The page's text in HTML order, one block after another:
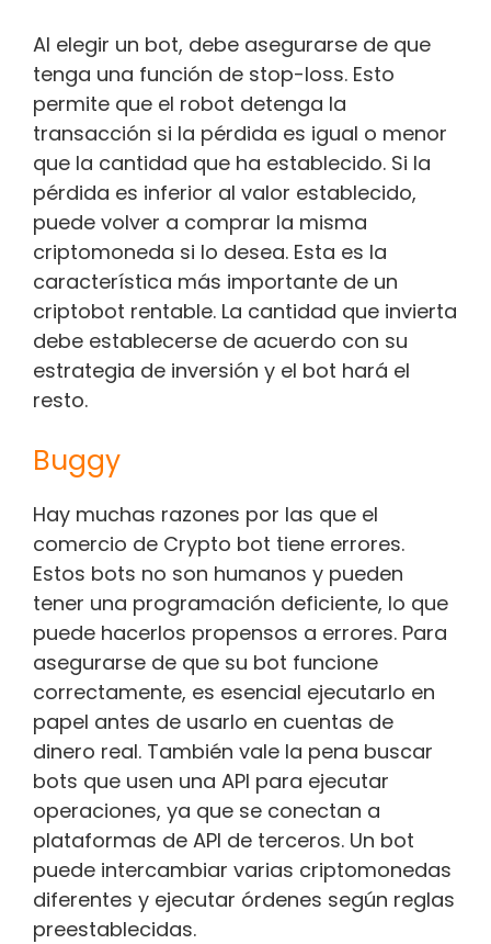
Al elegir un bot, debe asegurarse de que
tenga una función de stop-loss. Esto
permite que el robot detenga la
transacción si la pérdida es igual o menor
que la cantidad que ha establecido. Si la
pérdida es inferior al valor establecido,
puede volver a comprar la misma
criptomoneda si lo desea. Esta es la
característica más importante de un
criptobot rentable. La cantidad que invierta
debe establecerse de acuerdo con su
estrategia de inversión y el bot hará el
resto.
Buggy
Hay muchas razones por las que el
comercio de Crypto bot tiene errores.
Estos bots no son humanos y pueden
tener una programación deficiente, lo que
puede hacerlos propensos a errores. Para
asegurarse de que su bot funcione
correctamente, es esencial ejecutarlo en
papel antes de usarlo en cuentas de
dinero real. También vale la pena buscar
bots que usen una API para ejecutar
operaciones, ya que se conectan a
plataformas de API de terceros. Un bot
puede intercambiar varias criptomonedas
diferentes y ejecutar órdenes según reglas
preestablecidas.